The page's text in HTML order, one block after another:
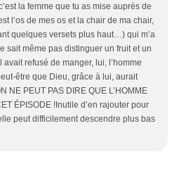
la femme que tu as mise auprès de
l’os de mes os et la chair de ma chair,
quelques versets plus haut…) qui m’a
sait même pas distinguer un fruit et un
avait refusé de manger, lui, l’homme
être que Dieu, grâce à lui, aurait
NE PEUT PAS DIRE QUE L’HOMME
ÉPISODE !Inutile d’en rajouter pour
peut difficilement descendre plus bas